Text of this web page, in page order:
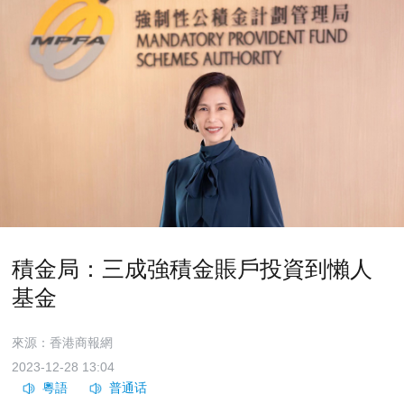
積金局：三成強積金賬戶投資到懶人
基金
來源：香港商報網
2023-12-28 13:04